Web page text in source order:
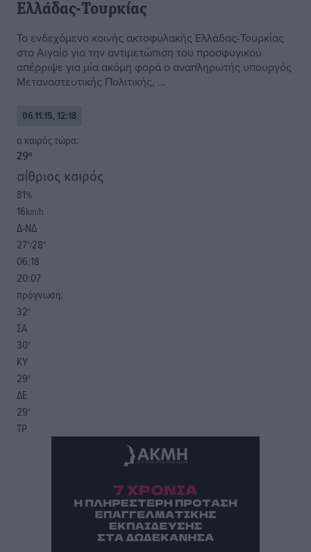
Ελλάδας-Τουρκίας
Το ενδεχόμενο κοινής ακτοφυλακής Ελλάδας-Τουρκίας
στο Αιγαίο για την αντιμετώπιση του προσφυγικού
απέρριψε για μία ακόμη φορά ο αναπληρωτής υπουργός
Μεταναστευτικής Πολιτικής, ...
06.11.15, 12:18
o καιρός τώρα:
29°
αίθριος καιρός
81%
16km/h
Δ-ΝΔ
27°/28°
06:18
20:07
πρόγνωση:
32°
ΣΑ
30°
ΚΥ
29°
ΔΕ
29°
ΤΡ